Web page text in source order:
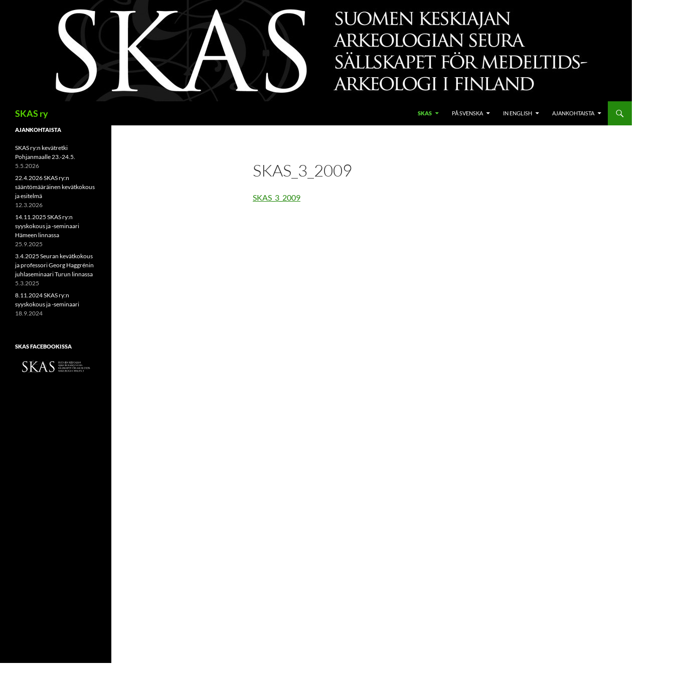
SKAS ry SKAS PÅ SVENSKA IN ENGLISH AJANKOHTAISTA
SKAS_3_2009
SKAS_3_2009
AJANKOHTAISTA
SKAS ry:n kevätretki
Pohjanmaalle 23.-24.5.
5.5.2026
22.4.2026 SKAS ry:n
sääntömääräinen kevätkokous
ja esitelmä
12.3.2026
14.11.2025 SKAS ry:n
syyskokous ja -seminaari
Hämeen linnassa
25.9.2025
3.4.2025 Seuran kevätkokous
ja professori Georg Haggrénin
juhlaseminaari Turun linnassa
5.3.2025
8.11.2024 SKAS ry:n
syyskokous ja -seminaari
18.9.2024
SKAS FACEBOOKISSA